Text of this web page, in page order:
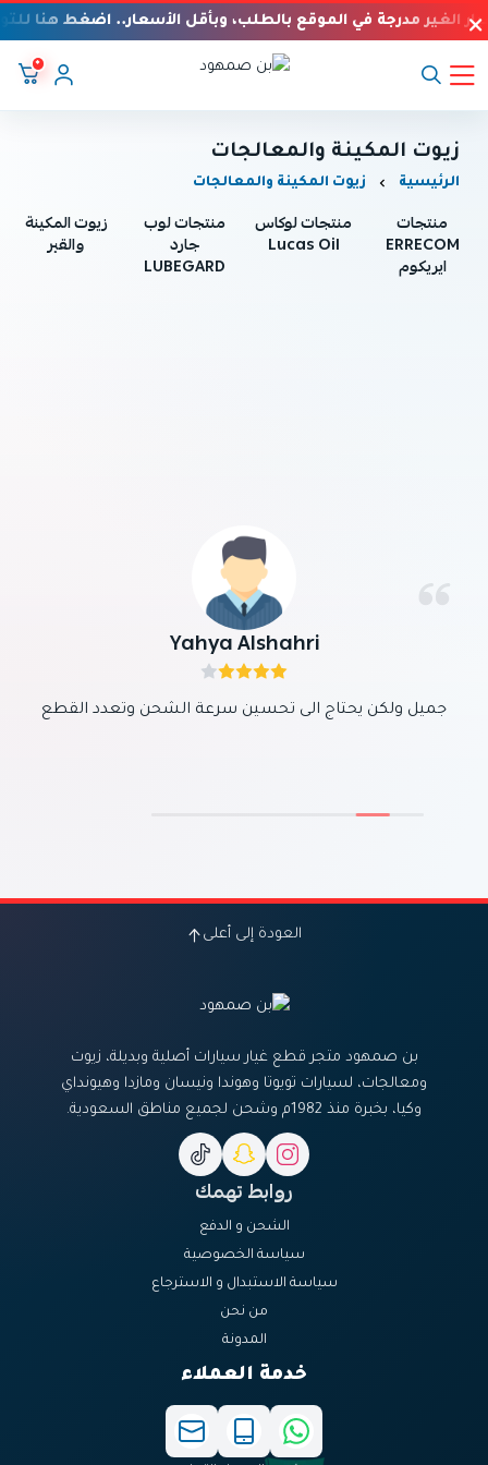
الغير مدرجة في الموقع بالطلب، وبأقل الأسعار.. اضغط هنا
٠
زيوت المكينة والمعالجات
الرئيسية زيوت المكينة والمعالجات
منتجات
ERRECOM
ايريكوم
منتجات لوكاس
Lucas Oil
منتجات لوب
جارد
LUBEGARD
زيوت المكينة
والقير
Yahya Alshahri
جميل ولكن يحتاج الى تحسين سرعة الشحن وتعدد القطع
العودة إلى أعلى
بن صمهود متجر قطع غيار سيارات أصلية وبديلة، زيوت
ومعالجات، لسيارات تويوتا وهوندا ونيسان ومازدا وهيونداي
وكيا، بخبرة منذ 1982م وشحن لجميع مناطق السعودية.
روابط تهمك
الشحن و الدفع
سياسة الخصوصية
سياسة الاستبدال و الاسترجاع
من نحن
المدونة
خدمة العملاء